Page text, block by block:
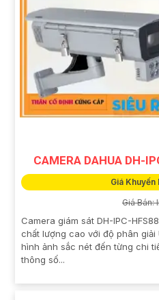
CAMERA DAHUA DH-
Giá Khuyến
Giá Bán:
Camera giám sát DH-IPC-
chất lượng cao với độ phân giải
hình ảnh sắc nét đến từng chi
thông số...